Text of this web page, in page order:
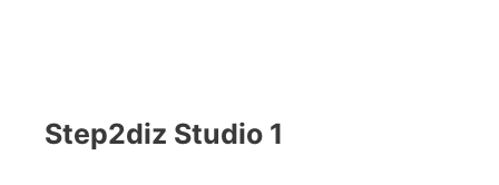
Step2diz Studio 1